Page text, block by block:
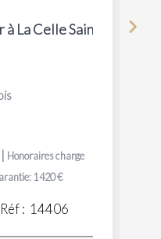
La Celle Saint Cloud -
| Honoraires charge
1 420 €
Réf : 14406